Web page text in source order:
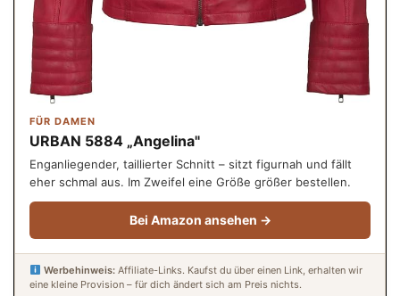
FÜR DAMEN
URBAN 5884 „Angelina"
Enganliegender, taillierter Schnitt – sitzt figurnah und fällt
eher schmal aus. Im Zweifel eine Größe größer bestellen.
Bei Amazon ansehen →
Werbehinweis:Affiliate-Links. Kaufst du über einen Link, erhalten wir
eine kleine Provision – für dich ändert sich am Preis nichts.